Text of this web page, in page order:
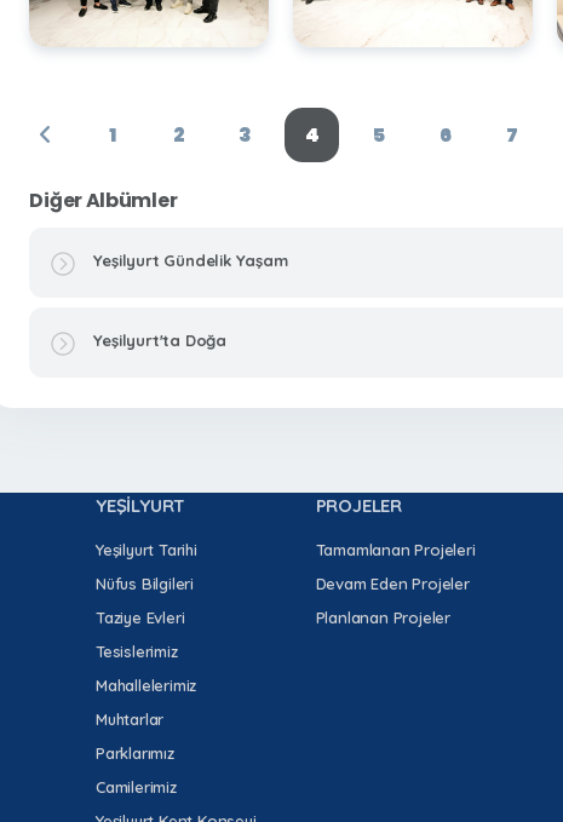
1 2 3 4 5 6 7
Diğer Albümler
Yeşilyurt Gündelik Yaşam
Yeşilyurt'ta Doğa
YEŞİLYURT
Yeşilyurt Tarihi
Nüfus Bilgileri
Taziye Evleri
Tesislerimiz
Mahallelerimiz
Muhtarlar
Parklarımız
Camilerimiz
PROJELER
Tamamlanan Projeleri
Devam Eden Projeler
Planlanan Projeler